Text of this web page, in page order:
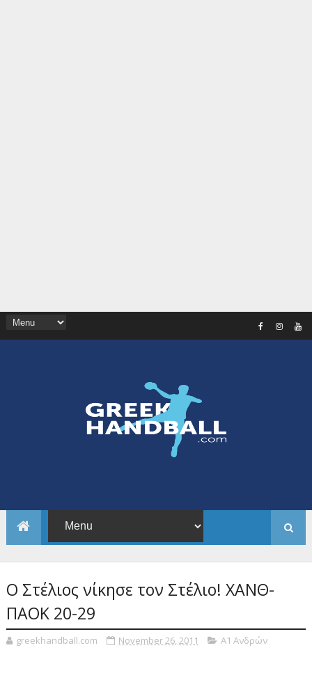
Ο Στέλιος νίκησε τον Στέλιο! ΧΑΝΘ-
ΠΑΟΚ 20-29
greekhandball.com November 26, 2011 Α1 Ανδρών